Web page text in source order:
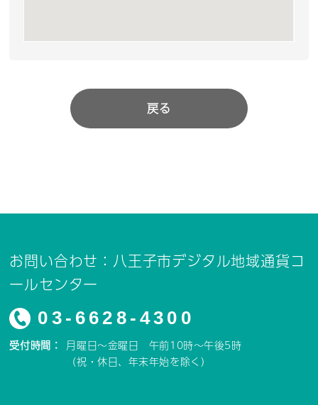
戻る
お問い合わせ：八王子市デジタル地域通貨コ
ールセンター
03-6628-4300
受付時間： 月曜日～金曜日 午前10時～午後5時
（祝・休日、年末年始を除く）